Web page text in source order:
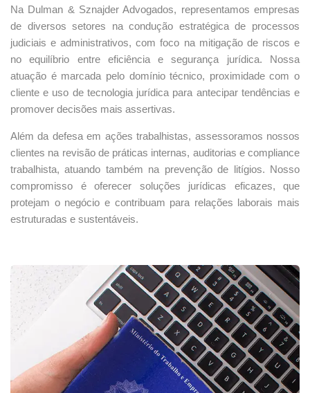
Na Dulman & Sznajder Advogados, representamos empresas
de diversos setores na condução estratégica de processos
judiciais e administrativos, com foco na mitigação de riscos e
no equilíbrio entre eficiência e segurança jurídica. Nossa
atuação é marcada pelo domínio técnico, proximidade com o
cliente e uso de tecnologia jurídica para antecipar tendências e
promover decisões mais assertivas.
Além da defesa em ações trabalhistas, assessoramos nossos
clientes na revisão de práticas internas, auditorias e compliance
trabalhista, atuando também na prevenção de litígios. Nosso
compromisso é oferecer soluções jurídicas eficazes, que
protejam o negócio e contribuam para relações laborais mais
estruturadas e sustentáveis.